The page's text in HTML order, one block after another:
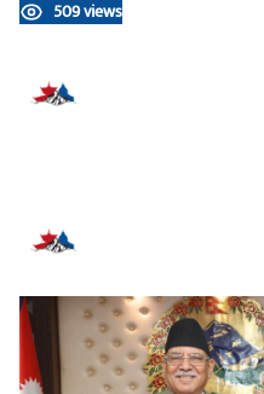
509 views